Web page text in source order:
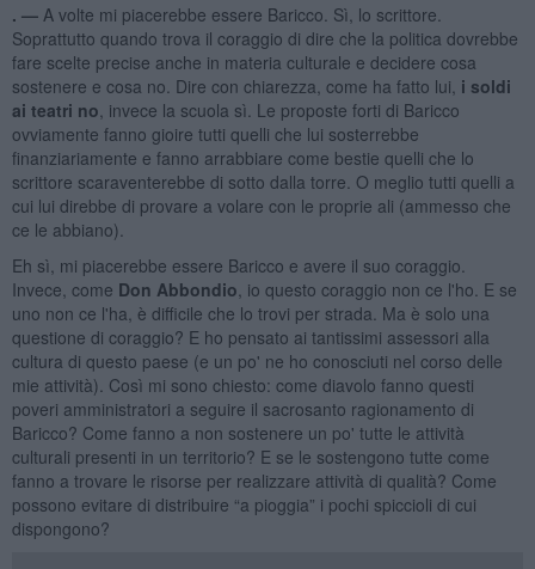
. — A volte mi piacerebbe essere Baricco. Sì, lo scrittore.
Soprattutto quando trova il coraggio di dire che la politica dovrebbe
fare scelte precise anche in materia culturale e decidere cosa
sostenere e cosa no. Dire con chiarezza, come ha fatto lui, i soldi
ai teatri no , invece la scuola sì. Le proposte forti di Baricco
ovviamente fanno gioire tutti quelli che lui sosterrebbe
finanziariamente e fanno arrabbiare come bestie quelli che lo
scrittore scaraventerebbe di sotto dalla torre. O meglio tutti quelli a
cui lui direbbe di provare a volare con le proprie ali (ammesso che
ce le abbiano).
Eh sì, mi piacerebbe essere Baricco e avere il suo coraggio.
Invece, come Don Abbondio , io questo coraggio non ce l'ho. E se
uno non ce l'ha, è difficile che lo trovi per strada. Ma è solo una
questione di coraggio? E ho pensato ai tantissimi assessori alla
cultura di questo paese (e un po' ne ho conosciuti nel corso delle
mie attività). Così mi sono chiesto: come diavolo fanno questi
poveri amministratori a seguire il sacrosanto ragionamento di
Baricco? Come fanno a non sostenere un po' tutte le attività
culturali presenti in un territorio? E se le sostengono tutte come
fanno a trovare le risorse per realizzare attività di qualità? Come
possono evitare di distribuire “a pioggia” i pochi spiccioli di cui
dispongono?